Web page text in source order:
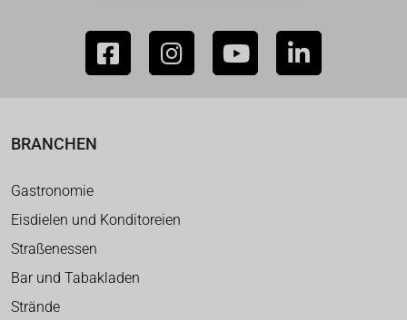
BRANCHEN
Gastronomie
Eisdielen und Konditoreien
Straßenessen
Bar und Tabakladen
Strände